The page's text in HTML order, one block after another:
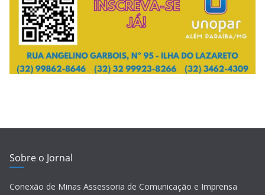
Sobre o Jornal
Conexão de Minas Assessoria de Comunicação e Imprensa